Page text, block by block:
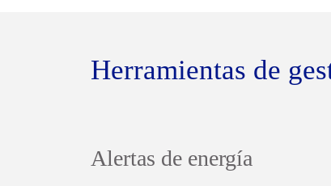
Herramientas de
Alertas de energía